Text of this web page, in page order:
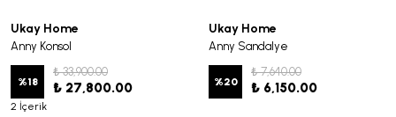
Ukay Home
Anny Konsol
%18
₺ 33,900.00
₺ 27,800.00
2 İçerik
Ukay Home
Anny Sandalye
%20
₺ 7,640.00
₺ 6,150.00